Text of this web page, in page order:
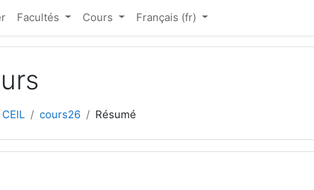
Facultés Cours Français ‎(fr)‎
cours26 Résumé